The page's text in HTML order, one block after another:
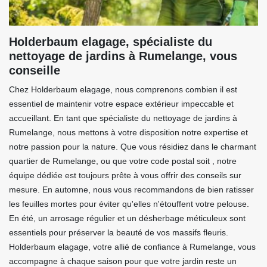
Holderbaum elagage, spécialiste du
nettoyage de jardins à Rumelange, vous
conseille
Chez Holderbaum elagage, nous comprenons combien il est
essentiel de maintenir votre espace extérieur impeccable et
accueillant. En tant que spécialiste du nettoyage de jardins à
Rumelange, nous mettons à votre disposition notre expertise et
notre passion pour la nature. Que vous résidiez dans le charmant
quartier de Rumelange, ou que votre code postal soit , notre
équipe dédiée est toujours prête à vous offrir des conseils sur
mesure. En automne, nous vous recommandons de bien ratisser
les feuilles mortes pour éviter qu'elles n'étouffent votre pelouse.
En été, un arrosage régulier et un désherbage méticuleux sont
essentiels pour préserver la beauté de vos massifs fleuris.
Holderbaum elagage, votre allié de confiance à Rumelange, vous
accompagne à chaque saison pour que votre jardin reste un